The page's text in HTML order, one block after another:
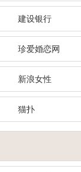
建设银行
珍爱婚恋网
新浪女性
猫扑